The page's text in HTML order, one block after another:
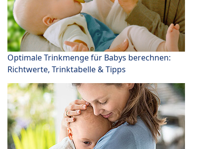
Optimale Trinkmenge für Babys berechnen:
Richtwerte, Trinktabelle & Tipps